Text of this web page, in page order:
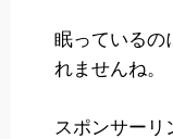
眠っているの
れませんね。
スポンサーリ